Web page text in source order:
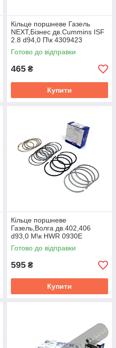
Кiльце поршневе Газель
NEXT,Бiзнес дв.Cummins ISF
2.8 d94,0 П\к 4309423
Готово до відправки
465 ₴
Купити
Кiльце поршневе
Газель,Волга дв.402,406
d93,0 М\к HWR 0930E
(HERZOG) 406.1000100-01-
БР
Готово до відправки
595 ₴
Купити